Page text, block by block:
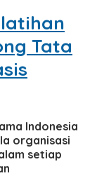
Tata
Indonesia
organisasi
setiap